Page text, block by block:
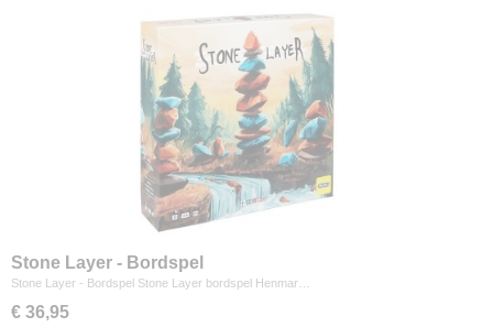
Stone Layer - Bordspel
Stone Layer - Bordspel Stone Layer bordspel Henmar…
€ 36,95